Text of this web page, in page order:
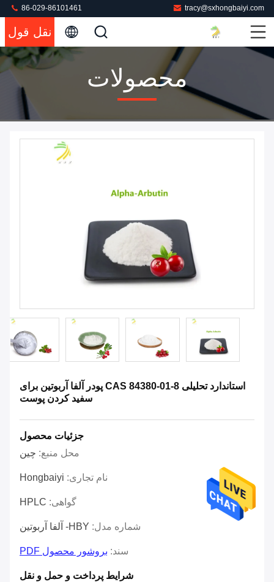
tracy@sxhongbaiyi.com
86-029-86101461
نقل قول
محصولات
استاندارد تحلیلی CAS 84380-01-8 پودر آلفا آربوتین برای
سفید کردن پوست
جزئیات محصول
محل منبع: چین
نام تجاری: Hongbaiyi
گواهی: HPLC
شماره مدل: HBY- آلفا آربوتین
سند: بروشور محصول PDF
شرایط پرداخت و حمل و نقل